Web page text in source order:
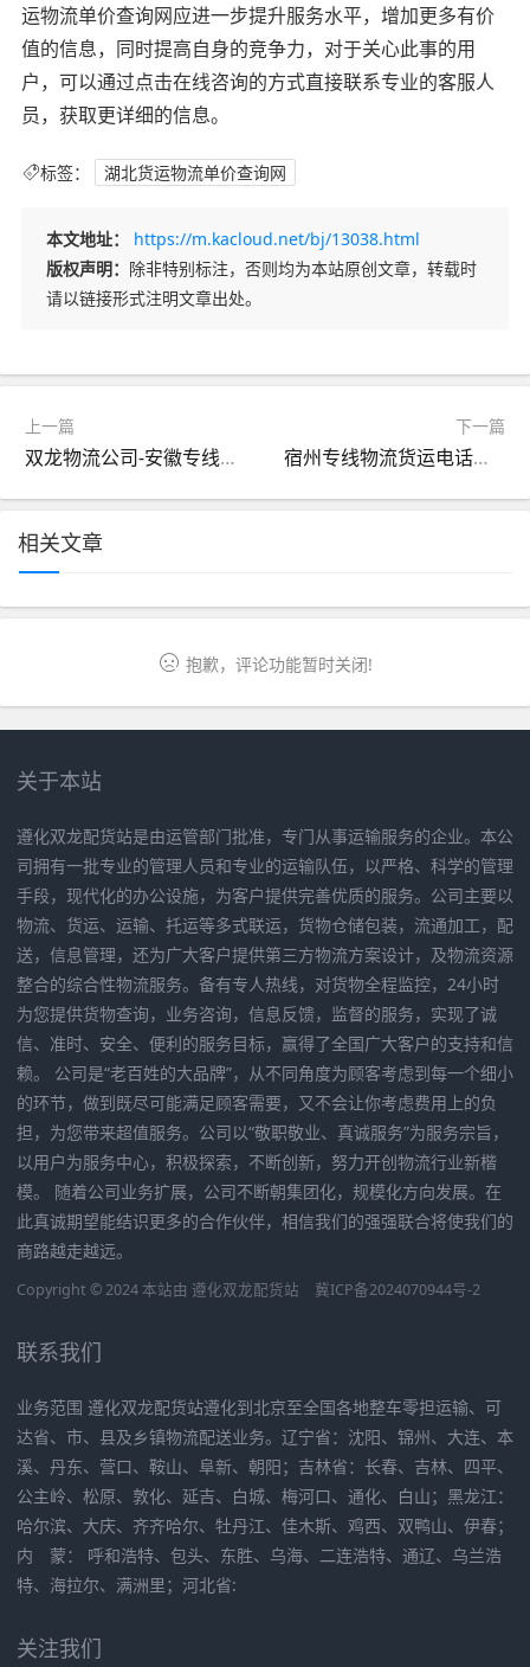
运物流单价查询网应进一步提升服务水平，增加更多有价
值的信息，同时提高自身的竞争力，对于关心此事的用
户，可以通过点击在线咨询的方式直接联系专业的客服人
员，获取更详细的信息。
标签： 湖北货运物流单价查询网
本文地址：
https://m.kacloud.net/bj/13038.html
版权声明： 除非特别标注，否则均为本站原创文章，转载时
请以链接形式注明文章出处。
上一篇
双龙物流公司-安徽专线物流货运公司招聘
下一篇
宿州专线物流货运电话号码
相关文章
抱歉，评论功能暂时关闭!
关于本站
遵化双龙配货站是由运管部门批准，专门从事运输服务的企业。本公
司拥有一批专业的管理人员和专业的运输队伍，以严格、科学的管理
手段，现代化的办公设施，为客户提供完善优质的服务。公司主要以
物流、货运、运输、托运等多式联运，货物仓储包装，流通加工，配
送，信息管理，还为广大客户提供第三方物流方案设计，及物流资源
整合的综合性物流服务。备有专人热线，对货物全程监控，24小时
为您提供货物查询，业务咨询，信息反馈，监督的服务，实现了诚
信、准时、安全、便利的服务目标，赢得了全国广大客户的支持和信
赖。 公司是“老百姓的大品牌”，从不同角度为顾客考虑到每一个细小
的环节，做到既尽可能满足顾客需要，又不会让你考虑费用上的负
担，为您带来超值服务。公司以“敬职敬业、真诚服务”为服务宗旨，
以用户为服务中心，积极探索，不断创新，努力开创物流行业新楷
模。 随着公司业务扩展，公司不断朝集团化，规模化方向发展。在
此真诚期望能结识更多的合作伙伴，相信我们的强强联合将使我们的
商路越走越远。
Copyright © 2024 本站由 遵化双龙配货站 冀ICP备2024070944号-2
联系我们
业务范围 遵化双龙配货站遵化到北京至全国各地整车零担运输、可
达省、市、县及乡镇物流配送业务。辽宁省：沈阳、锦州、大连、本
溪、丹东、营口、鞍山、阜新、朝阳；吉林省：长春、吉林、四平、
公主岭、松原、敦化、延吉、白城、梅河口、通化、白山；黑龙江：
哈尔滨、大庆、齐齐哈尔、牡丹江、佳木斯、鸡西、双鸭山、伊春；
内 蒙： 呼和浩特、包头、东胜、乌海、二连浩特、通辽、乌兰浩
特、海拉尔、满洲里；河北省:
关注我们